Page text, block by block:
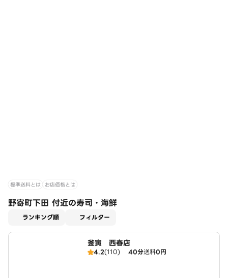
標準送料とは お店価格とは
野寄町下田 付近の寿司・海鮮
ランキング順 フィルター
釜寅 西春店
4.2(110) 40分送料0円